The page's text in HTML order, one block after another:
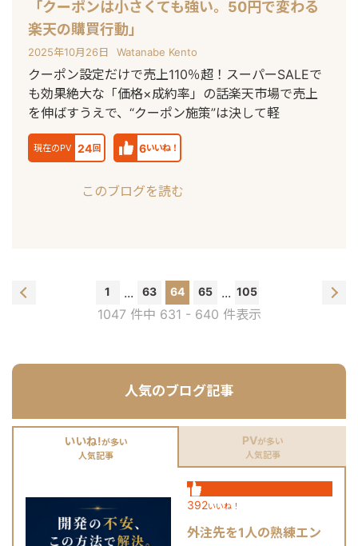
人気のブログ記事
いいね!が多い
人気記事
PVが多い
人気記事
392いいね！
外注先を1人の熟練エン
「クーポンは小さくても強い。50円で変わる
楽天の購買行動」
2025年10月26日 Watanabe Kento
現在のPV 24 回 6いいね！
クーポン設定だけで売上110％超！スーパーSALEで
も効果絶大な「価格×成約率」の話楽天市場で売上
を伸ばすうえで、“クーポン施策”は決して軽
このブログを読む
1 ... 63 64 65 ... 105
1047 件中 631 - 640 件表示